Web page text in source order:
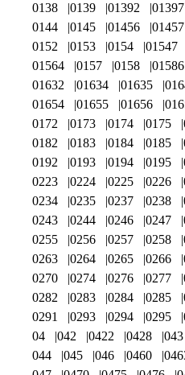
0138
0139 01392 01397
0144
0145 01456 01457
0152
0153 0154 01547
01564
0157 0158 01586
01632
01634 01635
01654
01655 01656
0172
0173 0174 0175
0182
0183 0184 0185
0192
0193 0194 0195
0223
0224 0225 0226
0234
0235 0237 0238
0243
0244 0246 0247
0255
0256 0257 0258
0263
0264 0265 0266
0270
0274 0276 0277
0282
0283 0284 0285
0291
0293 0294 0295
04
042 0422 0428 043
044
045 046 0460